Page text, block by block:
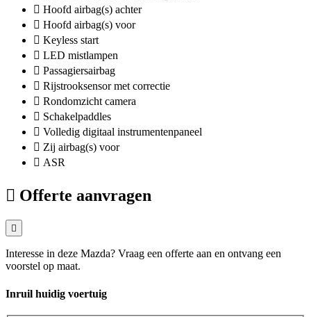
Hoofd airbag(s) achter
Hoofd airbag(s) voor
Keyless start
LED mistlampen
Passagiersairbag
Rijstrooksensor met correctie
Rondomzicht camera
Schakelpaddles
Volledig digitaal instrumentenpaneel
Zij airbag(s) voor
ASR
Offerte aanvragen
Interesse in deze Mazda? Vraag een offerte aan en ontvang een
voorstel op maat.
Inruil huidig voertuig